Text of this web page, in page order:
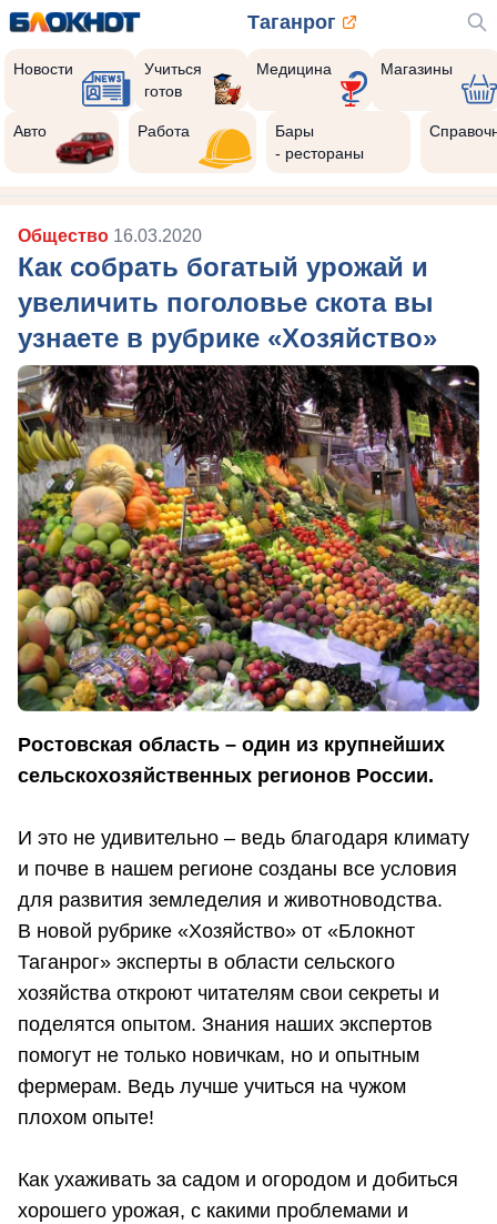
Таганрог
Новости
Учиться
готов
Медицина Магазины
Авто Работа
Бары
- рестораны
Общество 16.03.2020
Как собрать богатый урожай и
увеличить поголовье скота вы
узнаете в рубрике «Хозяйство»
Ростовская область – один из крупнейших
сельскохозяйственных регионов России.
И это не удивительно – ведь благодаря климату
и почве в нашем регионе созданы все условия
для развития земледелия и животноводства.
В новой рубрике «Хозяйство» от «Блокнот
Таганрог» эксперты в области сельского
хозяйства откроют читателям свои секреты и
поделятся опытом. Знания наших экспертов
помогут не только новичкам, но и опытным
фермерам. Ведь лучше учиться на чужом
плохом опыте!
Как ухаживать за садом и огородом и добиться
хорошего урожая, с какими проблемами и